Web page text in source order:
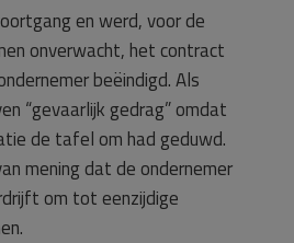
en werd, voor de
onverwacht, het contract
beëindigd. Als
“gevaarlijk gedrag” omdat
de tafel om had geduwd.
mening dat de ondernemer
om tot eenzijdige